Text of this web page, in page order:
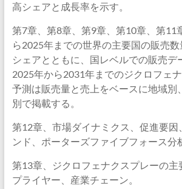
高シェアと成長率を示す。
第7章、第8章、第9章、第10章、第11
ら2025年までの世界の主要国の販売
シェアとともに、国レベルでの販売デ
2025年から2031年までのジクロフェ
予測は販売量と売上をベースに地域別
別で掲載する。
第12章、市場ダイナミクス、促進要因
ンド、ポーターズファイブフォース分
第13章、ジクロフェナクスプレーの主
プライヤー、産業チェーン。